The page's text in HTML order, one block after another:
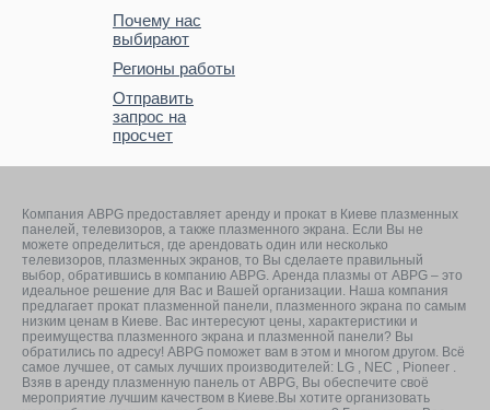
Почему нас
выбирают
Регионы работы
Отправить
запрос на
просчет
Компания ABPG предоставляет аренду и прокат в Киеве плазменных
панелей, телевизоров, а также плазменного экрана. Если Вы не
можете определиться, где арендовать один или несколько
телевизоров, плазменных экранов, то Вы сделаете правильный
выбор, обратившись в компанию ABPG. Аренда плазмы от ABPG – это
идеальное решение для Вас и Вашей организации. Наша компания
предлагает прокат плазменной панели, плазменного экрана по самым
низким ценам в Киеве. Вас интересуют цены, характеристики и
преимущества плазменного экрана и плазменной панели? Вы
обратились по адресу! ABPG поможет вам в этом и многом другом. Всё
самое лучшее, от самых лучших производителей: LG , NEC , Pioneer .
Взяв в аренду плазменную панель от ABPG, Вы обеспечите своё
мероприятие лучшим качеством в Киеве.Вы хотите организовать